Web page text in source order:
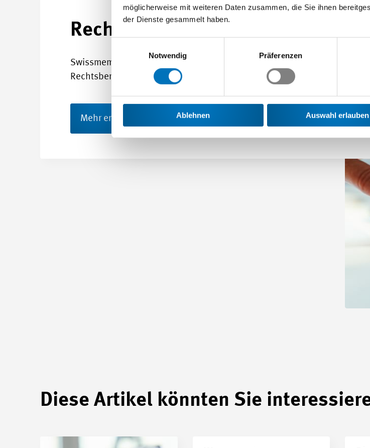
möglicherweise mit weiteren Daten zusammen, die Sie ihnen
der Dienste gesammelt haben.
Notwendig
Präferenzen
Ablehnen Auswahl erlauben
Rechtsdienst für KMU
Swissmem bietet Unternehmen eine kompetente und praxisnahe
Rechtsberatung.
Mehr erfahren
Diese Artikel könnten Sie